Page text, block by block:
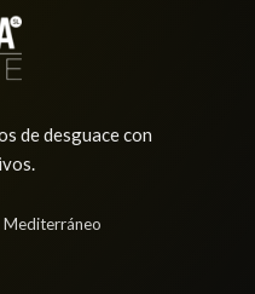
IZQUIERDO
de desguace con
Mediterráneo